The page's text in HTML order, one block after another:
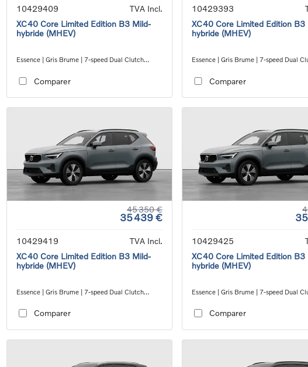
10429409
TVA Incl.
XC40 Core Limited Edition B3 Mild-
hybride (MHEV)
Essence | Gris Brume | 7-speed Dual Clutch
Comparer
10429393
XC40 Core Limited Edition B3
hybride (MHEV)
Essence | Gris Brume | 7-speed Dual
Comparer
45 350 €
35 439 €
10429419
TVA Incl.
XC40 Core Limited Edition B3 Mild-
hybride (MHEV)
Essence | Gris Brume | 7-speed Dual Clutch
Comparer
10429425
XC40 Core Limited Edition B3
hybride (MHEV)
Essence | Gris Brume | 7-speed Dual
Comparer